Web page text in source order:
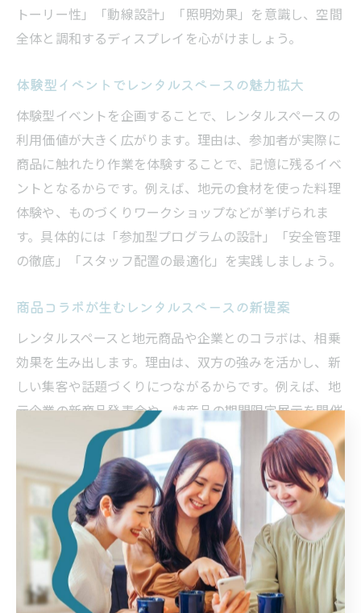
トーリー性」「動線設計」「照明効果」を意識し、空間
全体と調和するディスプレイを心がけましょう。
体験型イベントでレンタルスペースの魅力拡大
体験型イベントを企画することで、レンタルスペースの
利用価値が大きく広がります。理由は、参加者が実際に
商品に触れたり作業を体験することで、記憶に残るイベ
ントとなるからです。例えば、地元の食材を使った料理
体験や、ものづくりワークショップなどが挙げられま
す。具体的には「参加型プログラムの設計」「安全管理
の徹底」「スタッフ配置の最適化」を実践しましょう。
商品コラボが生むレンタルスペースの新提案
レンタルスペースと地元商品や企業とのコラボは、相乗
効果を生み出します。理由は、双方の強みを活かし、新
しい集客や話題づくりにつながるからです。例えば、地
元企業の新商品発表会や、特産品の期間限定展示を開催
することで、地域に新しい価値をもたらせます。コラボ
企画の際は「目的の明確化」「役割分担」「効果測定」
の3点を意識し、継続的な連携を目指しましょう。
集まりを盛り上げるレンタルスペースの商品活用
集まりやイベントを盛り上げるには、レンタルスペース
の商品活用が有効です。理由は、必要な設備や備品が揃
うことで、主催者の負担が減り参加者の快適さが向上す